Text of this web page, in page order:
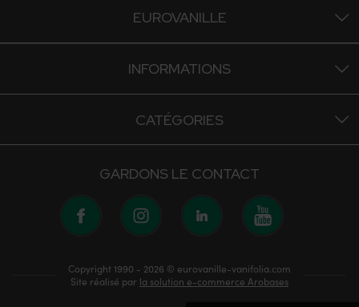
EUROVANILLE
INFORMATIONS
CATÉGORIES
GARDONS LE CONTACT
Copyright 1990 - 2026 © eurovanille-vanifolia.com
Site réalisé par la solution e-commerce Arobases